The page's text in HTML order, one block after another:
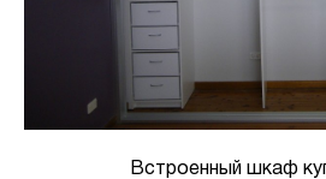
Встроенный шкаф